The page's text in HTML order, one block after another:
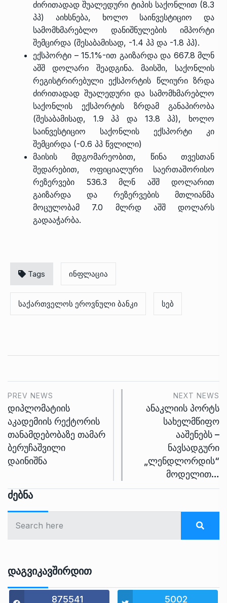
ძირითადად შუალედური ტიპის საქონლით (8.3
პპ) აიხსნება, ხოლო საინვესტიციო და
სამომხმარებლო დანიშნულების იმპორტი
შემცირდა (შესაბამისად, -1.4 პპ და -1.8 პპ).
ექსპორტი – 15.1%-ით გაიზარდა და 667.8 მლნ
აშშ დოლარი შეადგინა. მაისში, საქონლის
რეგისტრირებული ექსპორტის წლიური ზრდა
ძირითადად შუალედური და სამომხმარებლო
საქონლის ექსპორტის ზრდამ განაპირობა
(შესაბამისად, 1.9 პპ და 13.8 პპ), ხოლო
საინვესტიციო საქონლის ექსპორტი კი
შემცირდა (-0.6 პპ წვლილი)
მაისის მდგომარეობით, წინა თვესთან
შედარებით, ოფიციალური საერთაშორისო
რეზერვები 536.3 მლნ აშშ დოლარით
გაიზარდა და რეზერვების მთლიანმა
მოცულობამ 7.0 მლრდ აშშ დოლარს
გადააჭარბა.
Tags ინფლაცია
საქართველოს ეროვნული ბანკი სებ
PREV NEWS
დიპლომატიის
აკადემიის რექტორის
თანამდებობაზე თამარ
ბერუჩაშვილი
დაინიშნა
NEXT NEWS
ანაკლიის პორტს
სახელმწიფო
ააშენებს –
ნავსადგური
„ლენდლორდის“
მოდელით…
Ძებნა
Დაგვიკავშირდით
875541 5002